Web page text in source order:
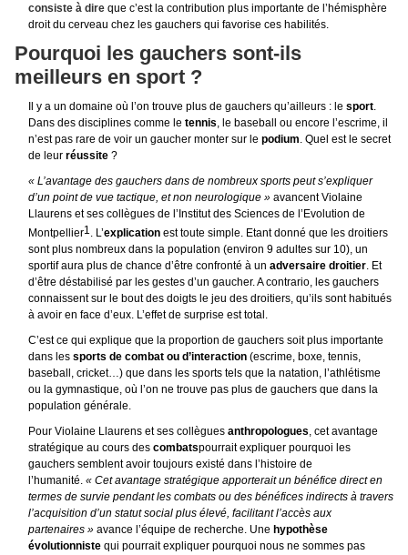
consiste à dire que c’est la contribution plus importante de l’hémisphère
droit du cerveau chez les gauchers qui favorise ces habilités.
Pourquoi les gauchers sont-ils
meilleurs en sport ?
Il y a un domaine où l’on trouve plus de gauchers qu’ailleurs : le sport.
Dans des disciplines comme le tennis, le baseball ou encore l’escrime, il
n’est pas rare de voir un gaucher monter sur le podium. Quel est le secret
de leur réussite ?
« L’avantage des gauchers dans de nombreux sports peut s’expliquer
d’un point de vue tactique, et non neurologique » avancent Violaine
Llaurens et ses collègues de l’Institut des Sciences de l’Evolution de
Montpellier1. L’explication est toute simple. Etant donné que les droitiers
sont plus nombreux dans la population (environ 9 adultes sur 10), un
sportif aura plus de chance d’être confronté à un adversaire droitier. Et
d’être déstabilisé par les gestes d’un gaucher. A contrario, les gauchers
connaissent sur le bout des doigts le jeu des droitiers, qu’ils sont habitués
à avoir en face d’eux. L’effet de surprise est total.
C’est ce qui explique que la proportion de gauchers soit plus importante
dans les sports de combat ou d’interaction (escrime, boxe, tennis,
baseball, cricket…) que dans les sports tels que la natation, l’athlétisme
ou la gymnastique, où l’on ne trouve pas plus de gauchers que dans la
population générale.
Pour Violaine Llaurens et ses collègues anthropologues, cet avantage
stratégique au cours des combatspourrait expliquer pourquoi les
gauchers semblent avoir toujours existé dans l’histoire de
l’humanité. « Cet avantage stratégique apporterait un bénéfice direct en
termes de survie pendant les combats ou des bénéfices indirects à travers
l’acquisition d’un statut social plus élevé, facilitant l’accès aux
partenaires » avance l’équipe de recherche. Une hypothèse
évolutionniste qui pourrait expliquer pourquoi nous ne sommes pas